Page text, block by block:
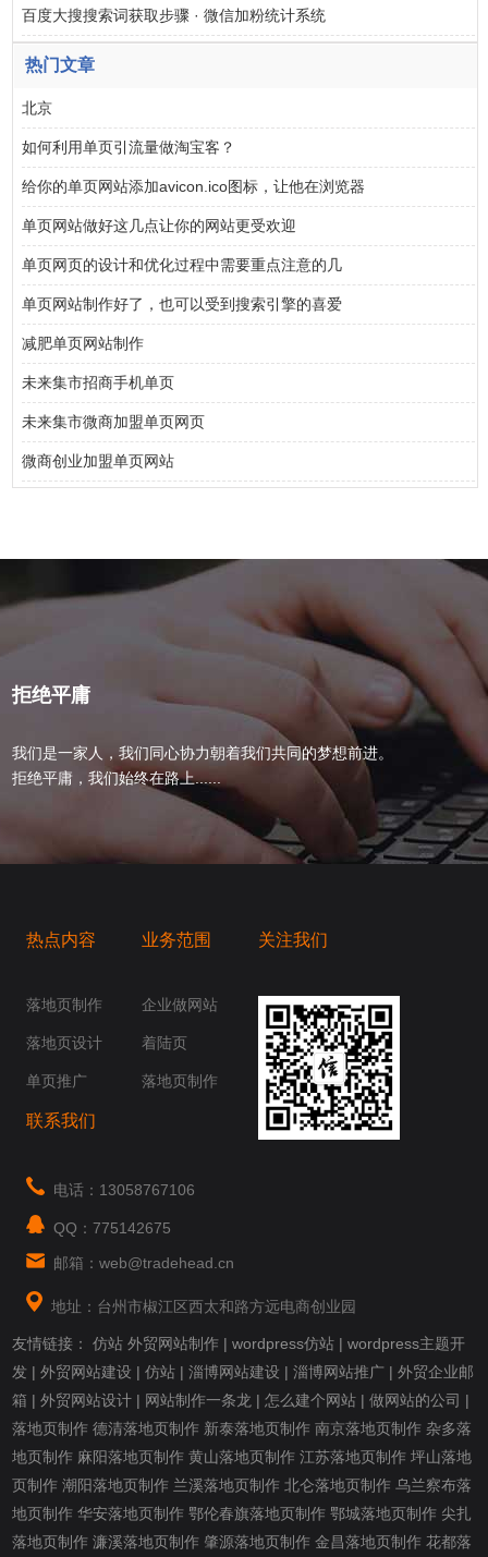
百度大搜搜索词获取步骤 · 微信加粉统计系统
热门文章
北京
如何利用单页引流量做淘宝客？
给你的单页网站添加avicon.ico图标，让他在浏览器
单页网站做好这几点让你的网站更受欢迎
单页网页的设计和优化过程中需要重点注意的几
单页网站制作好了，也可以受到搜索引擎的喜爱
减肥单页网站制作
未来集市招商手机单页
未来集市微商加盟单页网页
微商创业加盟单页网站
拒绝平庸
我们是一家人，我们同心协力朝着我们共同的梦想前进。
拒绝平庸，我们始终在路上......
热点内容
落地页制作
落地页设计
单页推广
业务范围
企业做网站
着陆页
落地页制作
关注我们
联系我们
电话：13058767106
QQ：775142675
邮箱：web@tradehead.cn
地址：台州市椒江区西太和路方远电商创业园
友情链接：仿站 外贸网站制作 |wordpress仿站 |wordpress主题开
发 |外贸网站建设 |仿站 |淄博网站建设 |淄博网站推广 |外贸企业邮
箱 |外贸网站设计 | 网站制作一条龙 |怎么建个网站 |做网站的公司 |
落地页制作 德清落地页制作 新泰落地页制作 南京落地页制作 杂多落
地页制作 麻阳落地页制作 黄山落地页制作 江苏落地页制作 坪山落地
页制作 潮阳落地页制作 兰溪落地页制作 北仑落地页制作 乌兰察布落
地页制作 华安落地页制作 鄂伦春旗落地页制作 鄂城落地页制作 尖扎
落地页制作 濂溪落地页制作 肇源落地页制作 金昌落地页制作 花都落